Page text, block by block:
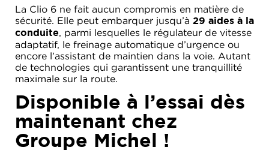
La Clio 6 ne fait aucun compromis en matière de
sécurité. Elle peut embarquer jusqu’à 29 aides à la
conduite, parmi lesquelles le régulateur de vitesse
adaptatif, le freinage automatique d’urgence ou
encore l’assistant de maintien dans la voie. Autant
de technologies qui garantissent une tranquillité
maximale sur la route.
Disponible à l’essai dès
maintenant chez
Groupe Michel !